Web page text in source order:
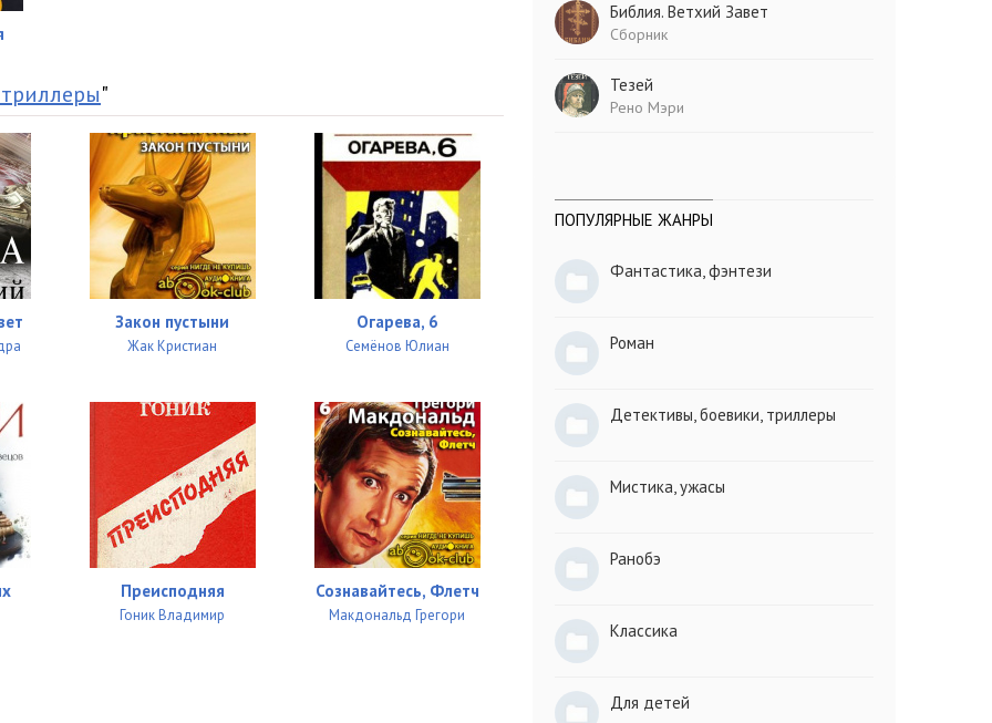
02:38
05:27
05:04
05:01
05:25
05:02
05:03
05:11
05:04
"
Закон пустыни
Жак Кристиан
Огарева, 6
Семёнов Юлиан
Преисподняя
Гоник Владимир
Сознавайтесь, Флетч
Макдональд Грегори
Библия. Ветхий Завет
Сборник
Тезей
Рено Мэри
ПОПУЛЯРНЫЕ ЖАНРЫ
Фантастика, фэнтези
Роман
Детективы, боевики, триллеры
Мистика, ужасы
Ранобэ
Классика
Для детей